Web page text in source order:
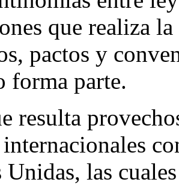
que realiza
pactos y
forma parte.
resulta
Unidas, las